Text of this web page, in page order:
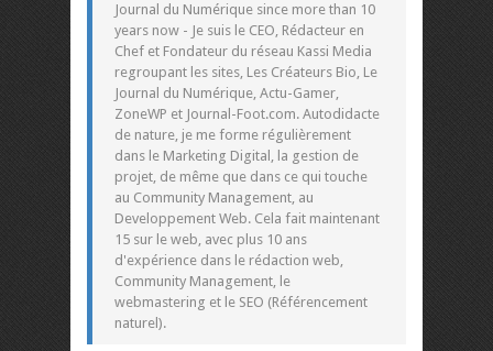
Journal du Numérique since more than 10
years now - Je suis le CEO, Rédacteur en
Chef et Fondateur du réseau Kassi Media
regroupant les sites, Les Créateurs Bio, Le
Journal du Numérique, Actu-Gamer,
ZoneWP et Journal-Foot.com. Autodidacte
de nature, je me forme régulièrement
dans le Marketing Digital, la gestion de
projet, de même que dans ce qui touche
au Community Management, au
Developpement Web. Cela fait maintenant
15 sur le web, avec plus 10 ans
d'expérience dans le rédaction web,
Community Management, le
webmastering et le SEO (Référencement
naturel).